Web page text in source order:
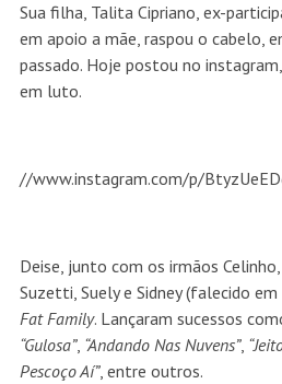
Sua filha, Talita Cipriano, ex-
em apoio a mãe, raspou o cabelo,
passado. Hoje postou no
em luto.
//www.instagram.com/p/
Deise, junto com os irmãos
Suzetti, Suely e Sidney (falecido
Fat Family. Lançaram sucessos
“Gulosa”, “Andando Nas Nuvens”,
Pescoço Aí”, entre outros.